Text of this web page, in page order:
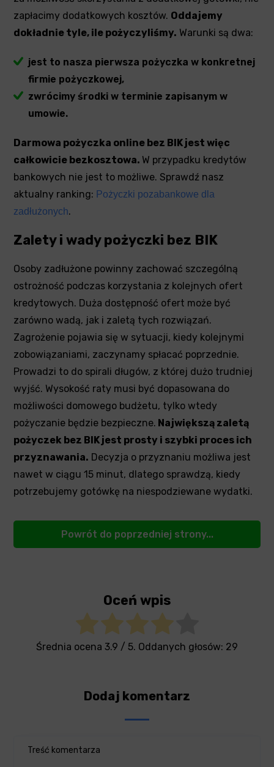
zapłacimy dodatkowych kosztów. Oddajemy
dokładnie tyle, ile pożyczyliśmy. Warunki są dwa:
jest to nasza pierwsza pożyczka w konkretnej
firmie pożyczkowej,
zwrócimy środki w terminie zapisanym w
umowie.
Darmowa pożyczka online bez BIK jest więc
całkowicie bezkosztowa. W przypadku kredytów
bankowych nie jest to możliwe. Sprawdź nasz
aktualny ranking: Pożyczki pozabankowe dla
zadłużonych.
Zalety i wady pożyczki bez BIK
Osoby zadłużone powinny zachować szczególną
ostrożność podczas korzystania z kolejnych ofert
kredytowych. Duża dostępność ofert może być
zarówno wadą, jak i zaletą tych rozwiązań.
Zagrożenie pojawia się w sytuacji, kiedy kolejnymi
zobowiązaniami, zaczynamy spłacać poprzednie.
Prowadzi to do spirali długów, z której dużo trudniej
wyjść. Wysokość raty musi być dopasowana do
możliwości domowego budżetu, tylko wtedy
pożyczanie będzie bezpieczne. Największą zaletą
pożyczek bez BIK jest prosty i szybki proces ich
przyznawania. Decyzja o przyznaniu możliwa jest
nawet w ciągu 15 minut, dlatego sprawdzą, kiedy
potrzebujemy gotówkę na niespodziewane wydatki.
Powrót do poprzedniej strony...
Oceń wpis
Średnia ocena 3.9 / 5. Oddanych głosów: 29
Dodaj komentarz